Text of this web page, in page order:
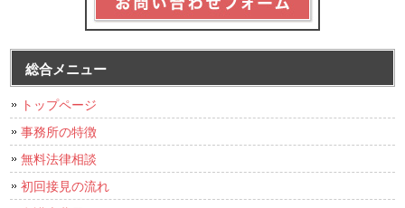
総合メニュー
トップページ
事務所の特徴
無料法律相談
初回接見の流れ